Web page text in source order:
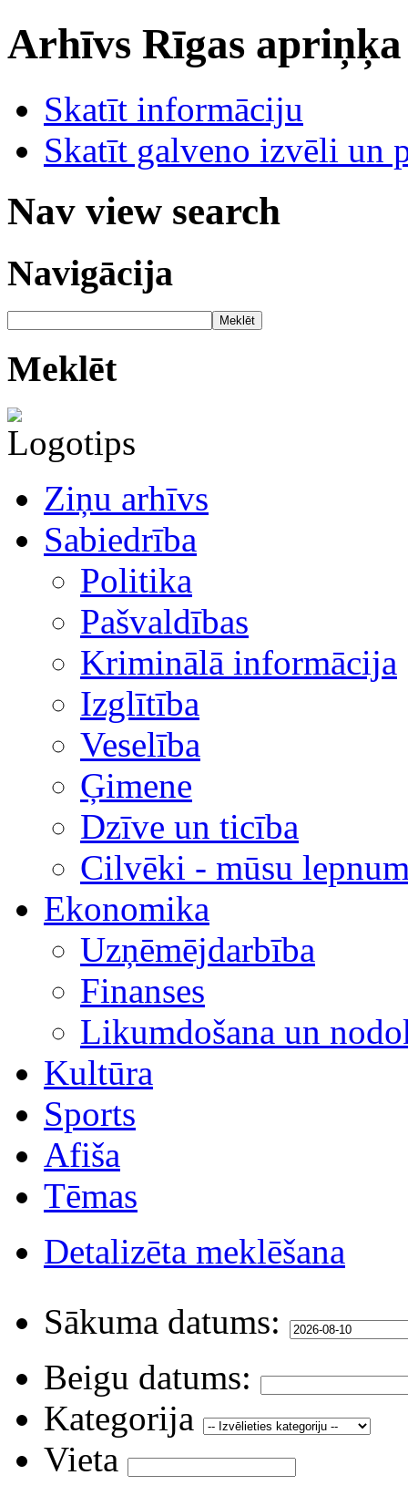
Arhīvs Rīgas
Skatīt informāciju
Skatīt galveno izvēli un
Nav view search
Navigācija
Meklēt
Meklēt
Ziņu arhīvs
Sabiedrība
Politika
Pašvaldības
Kriminālā informācija
Izglītība
Veselība
Ģimene
Dzīve un ticība
Cilvēki - mūsu
Ekonomika
Uzņēmējdarbība
Finanses
Likumdošana un
Kultūra
Sports
Afiša
Tēmas
Detalizēta meklēšana
Sākuma datums:
Beigu datums:
Kategorija
Vieta